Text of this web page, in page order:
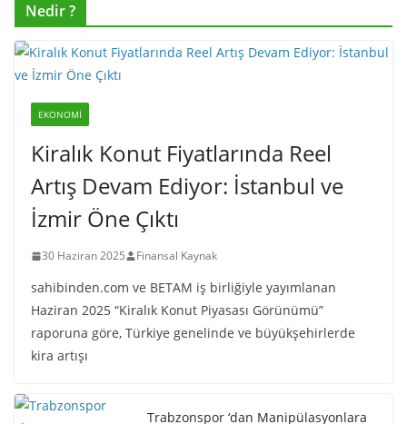
Nedir ?
EKONOMI
Kiralık Konut Fiyatlarında Reel
Artış Devam Ediyor: İstanbul ve
İzmir Öne Çıktı
30 Haziran 2025 Finansal Kaynak
sahibinden.com ve BETAM iş birliğiyle yayımlanan
Haziran 2025 “Kiralık Konut Piyasası Görünümü”
raporuna göre, Türkiye genelinde ve büyükşehirlerde
kira artışı
Trabzonspor ‘dan Manipülasyonlara